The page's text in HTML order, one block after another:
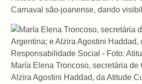
Carnaval são-joanense, dando
María Elena Troncoso, secretária
Alzira Agostini Haddad, da Atitude